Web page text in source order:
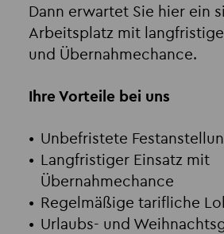
Dann erwartet Sie hier ein
Arbeitsplatz mit
und Übernahmechance.
Ihre Vorteile bei uns
Unbefristete
Langfristiger Einsatz mit
Übernahmechance
Regelmäßige tarifliche
Urlaubs- und